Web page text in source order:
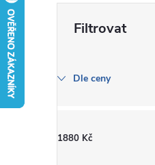
s
Dle ceny
1880 Kč